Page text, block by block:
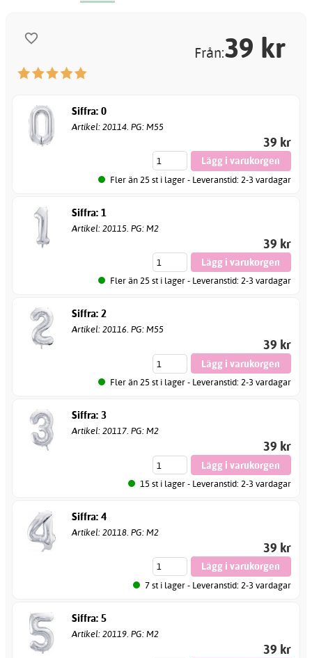
Från:39 kr
Siffra: 0
Artikel: 20114. PG: M55
39 kr
Fler än 25 st i lager - Leveranstid: 2-3 vardagar
Siffra: 1
Artikel: 20115. PG: M2
39 kr
Fler än 25 st i lager - Leveranstid: 2-3 vardagar
Siffra: 2
Artikel: 20116. PG: M55
39 kr
Fler än 25 st i lager - Leveranstid: 2-3 vardagar
Siffra: 3
Artikel: 20117. PG: M2
39 kr
15 st i lager - Leveranstid: 2-3 vardagar
Siffra: 4
Artikel: 20118. PG: M2
39 kr
7 st i lager - Leveranstid: 2-3 vardagar
Siffra: 5
Artikel: 20119. PG: M2
39 kr